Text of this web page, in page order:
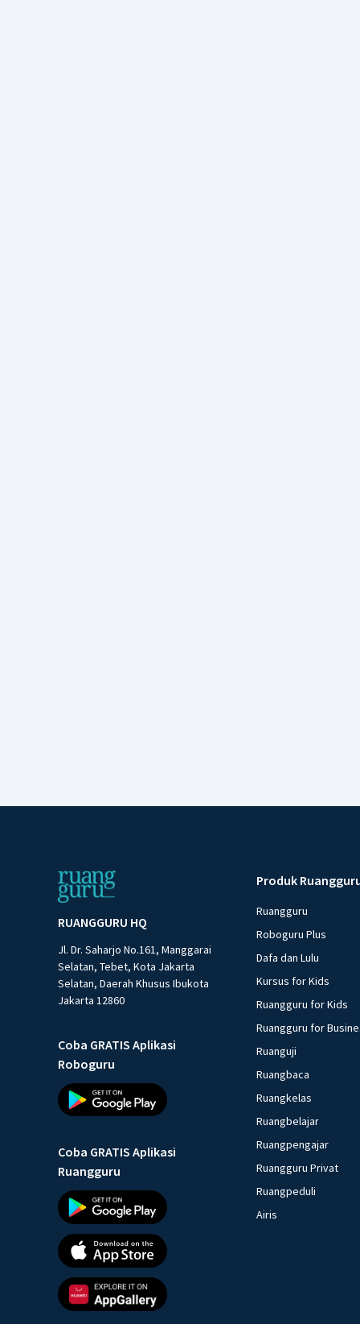
RUANGGURU HQ
Jl. Dr. Saharjo No.161, Manggarai
Selatan, Tebet, Kota Jakarta
Selatan, Daerah Khusus Ibukota
Jakarta 12860
Coba GRATIS Aplikasi
Roboguru
Coba GRATIS Aplikasi
Ruangguru
Produk
Ruangguru
Roboguru Plus
Dafa dan Lulu
Kursus for Kids
Ruangguru for Kids
Ruangguru for
Ruanguji
Ruangbaca
Ruangkelas
Ruangbelajar
Ruangpengajar
Ruangguru Privat
Ruangpeduli
Airis